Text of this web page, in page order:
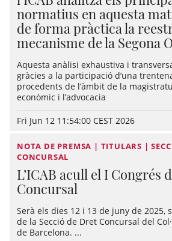
normatius en aquesta
de forma pràctica la
mecanisme de la Segona
Aquesta anàlisi exhaustiva i
gràcies a la participació d’una
procedents de l’àmbit de la
econòmic i l’advocacia
Fri Jun 12 11:54:00 CEST 2026
NOTA DE PREMSA | TITULARS |
CONCURSAL
L’ICAB acull el I Congrés
Concursal
Serà els dies 12 i 13 de juny de 2025,
de la Secció de Dret Concursal del
de Barcelona. ...